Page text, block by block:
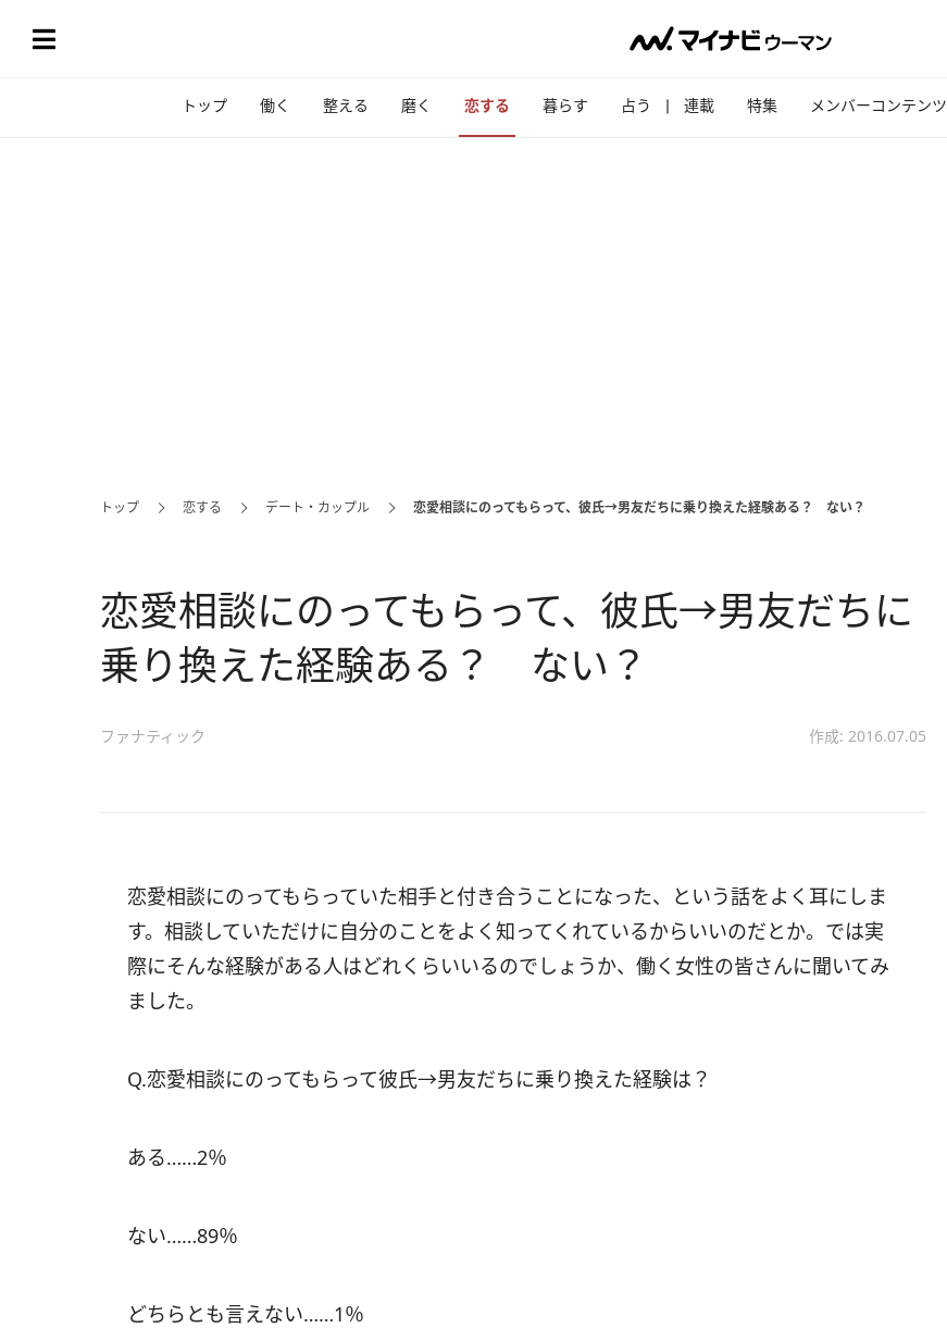
トップ 働く 整える 磨く 恋する 暮らす 占う 連載 特集 メンバーコンテンツ
トップ 恋する デート・カップル 恋愛相談にのってもらって、彼氏→男友だちに乗り換えた経験ある？ ない？
恋愛相談にのってもらって、彼氏→男友だちに
乗り換えた経験ある？ ない？
ファナティック 作成: 2016.07.05
恋愛相談にのってもらっていた相手と付き合うことになった、という話をよく耳にしま
す。相談していただけに自分のことをよく知ってくれているからいいのだとか。では実
際にそんな経験がある人はどれくらいいるのでしょうか、働く女性の皆さんに聞いてみ
ました。
Q.恋愛相談にのってもらって彼氏→男友だちに乗り換えた経験は？
ある……2％
ない……89％
どちらとも言えない……1％